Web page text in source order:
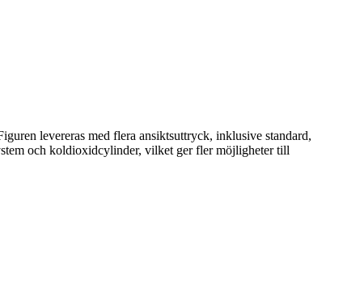
levereras med flera ansiktsuttryck, inklusive standard,
och koldioxidcylinder, vilket ger fler möjligheter till